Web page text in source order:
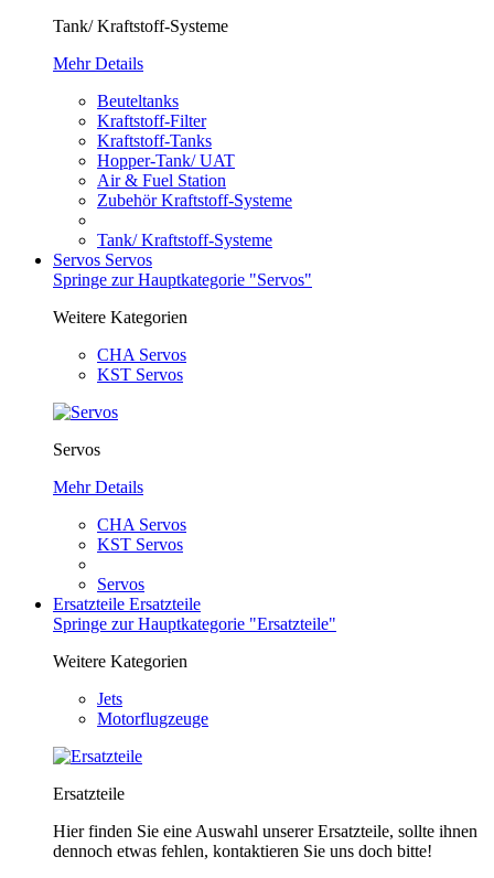
Tank/ Kraftstoff-Systeme
Mehr Details
Beuteltanks
Kraftstoff-Filter
Kraftstoff-Tanks
Hopper-Tank/ UAT
Air & Fuel Station
Zubehör Kraftstoff-Systeme
Tank/ Kraftstoff-Systeme
Servos Servos
Springe zur Hauptkategorie "Servos"
Weitere Kategorien
CHA Servos
KST Servos
Servos
Mehr Details
CHA Servos
KST Servos
Servos
Ersatzteile Ersatzteile
Springe zur Hauptkategorie "Ersatzteile"
Weitere Kategorien
Jets
Motorflugzeuge
Ersatzteile
Hier finden Sie eine Auswahl unserer Ersatzteile, sollte ihnen
dennoch etwas fehlen, kontaktieren Sie uns doch bitte!